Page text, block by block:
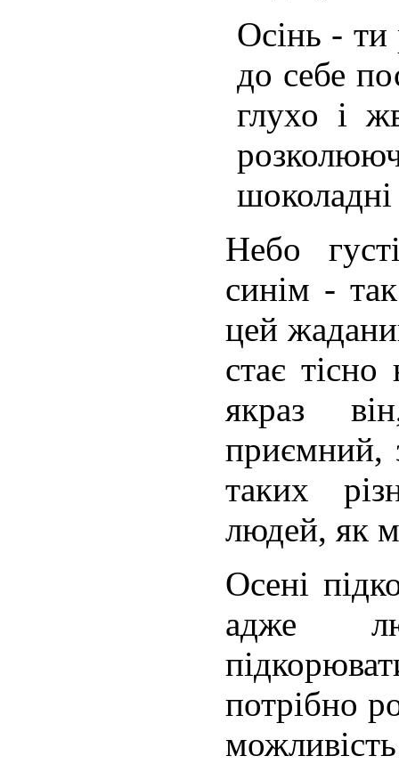
Осінь -
до себе
глухо і
шоколадні
Небо
синім -
цей
стає
якраз
приємний,
таких
людей, як
Осені
адже
потрібно